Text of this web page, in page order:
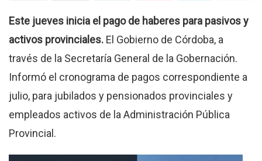
Este jueves inicia el pago de haberes para pasivos y
activos provinciales. El Gobierno de Córdoba, a
través de la Secretaría General de la Gobernación.
Informó el cronograma de pagos correspondiente a
julio, para jubilados y pensionados provinciales y
empleados activos de la Administración Pública
Provincial.